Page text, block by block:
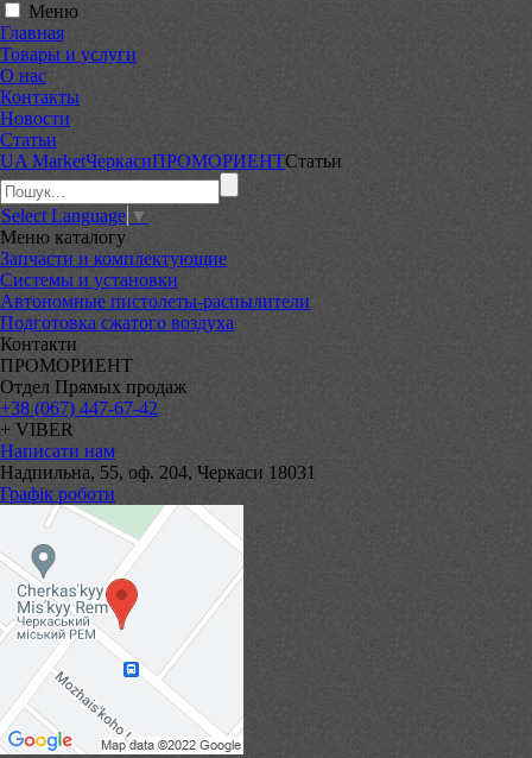
Меню
Главная
Товары и услуги
О нас
Контакты
Новости
Статьи
UA MarketЧеркасиПРОМОРИЕНТСтатьи
Select Language ▼
Меню каталогу
Запчасти и комплектующие
Системы и установки
Автономные пистолеты-распылители
Подготовка сжатого воздуха
Контакти
ПРОМОРИЕНТ
Отдел Прямых продаж
+38 (067) 447-67-42
+ VIBER
Написати нам
Надпильна, 55, оф. 204, Черкаси 18031
Графік роботи